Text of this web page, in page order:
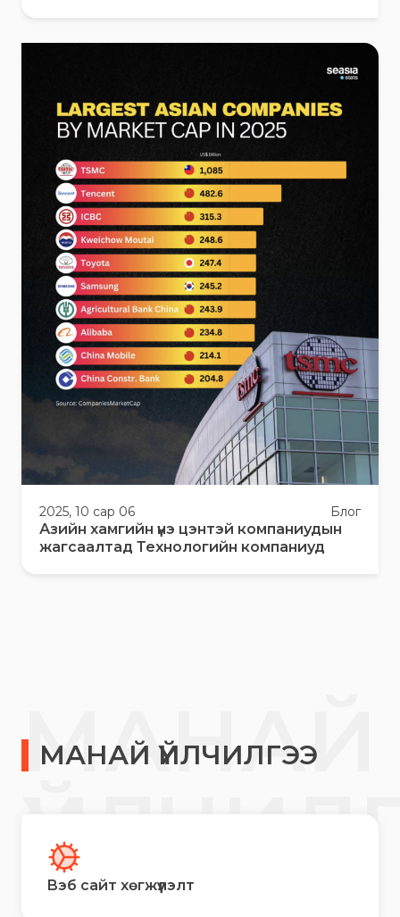
2025, 10 сар 06 Блог
Азийн хамгийн үнэ цэнтэй компаниудын
жагсаалтад Технологийн компаниуд
МАНАЙ ҮЙЛЧИЛГЭЭ
МАНАЙ
Вэб сайт хөгжүүлэлт